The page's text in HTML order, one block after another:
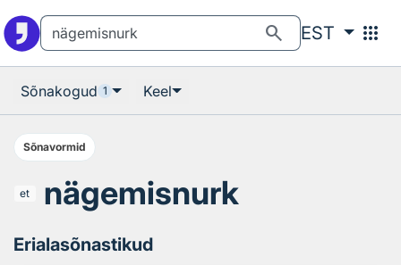
search EST apps
Sõnakogud 1 Keel
Sõnavormid
et nägemisnurk
Erialasõnastikud